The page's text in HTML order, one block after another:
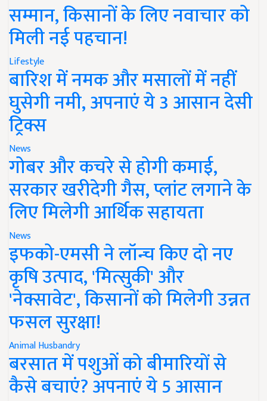
सम्मान, किसानों के लिए नवाचार को
मिली नई पहचान!
Lifestyle
बारिश में नमक और मसालों में नहीं
घुसेगी नमी, अपनाएं ये 3 आसान देसी
ट्रिक्स
News
गोबर और कचरे से होगी कमाई,
सरकार खरीदेगी गैस, प्लांट लगाने के
लिए मिलेगी आर्थिक सहायता
News
इफको-एमसी ने लॉन्च किए दो नए
कृषि उत्पाद, 'मित्सुकी' और
'नेक्सावेट', किसानों को मिलेगी उन्नत
फसल सुरक्षा!
Animal Husbandry
बरसात में पशुओं को बीमारियों से
कैसे बचाएं? अपनाएं ये 5 आसान